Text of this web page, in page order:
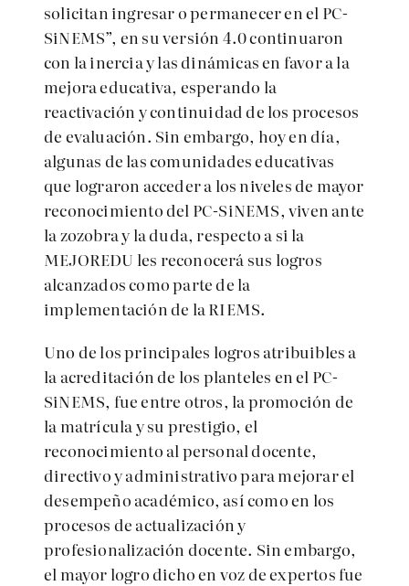
solicitan ingresar o permanecer en el PC-
SiNEMS”, en su versión 4.0 continuaron
con la inercia y las dinámicas en favor a la
mejora educativa, esperando la
reactivación y continuidad de los procesos
de evaluación. Sin embargo, hoy en día,
algunas de las comunidades educativas
que lograron acceder a los niveles de mayor
reconocimiento del PC-SiNEMS, viven ante
la zozobra y la duda, respecto a si la
MEJOREDU les reconocerá sus logros
alcanzados como parte de la
implementación de la RIEMS.
Uno de los principales logros atribuibles a
la acreditación de los planteles en el PC-
SiNEMS, fue entre otros, la promoción de
la matrícula y su prestigio, el
reconocimiento al personal docente,
directivo y administrativo para mejorar el
desempeño académico, así como en los
procesos de actualización y
profesionalización docente. Sin embargo,
el mayor logro dicho en voz de expertos fue